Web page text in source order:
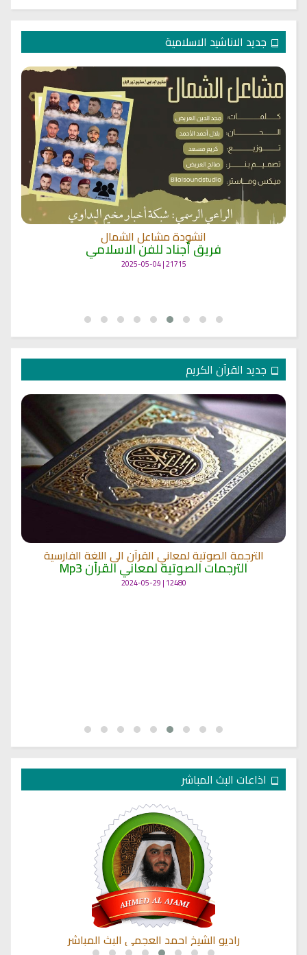
جديد الاناشيد الاسلامية
انشودة مشاعل الشمال
فريق أجناد للفن الاسلامي
21715 | 2025-05-04
جديد القرآن الكريم
الترجمة الصوتية لمعاني القرآن الى اللغة الفارسية
الترجمات الصوتية لمعاني القرآن Mp3
12480 | 2024-05-29
اذاعات البث المباشر
راديو الشيخ احمد العجمي البث المباشر